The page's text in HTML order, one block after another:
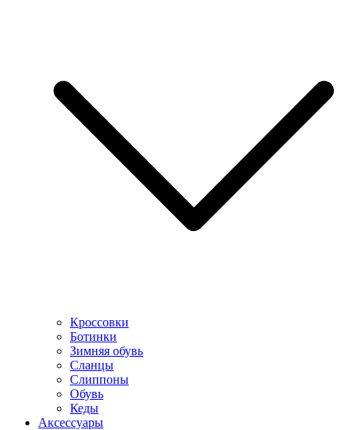
Кроссовки
Ботинки
Зимняя обувь
Сланцы
Слиппоны
Обувь
Кеды
Аксессуары